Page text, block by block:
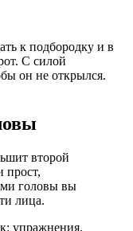
к подбородку и в
С силой
он не открылся.
второй
прост,
головы вы
лица.